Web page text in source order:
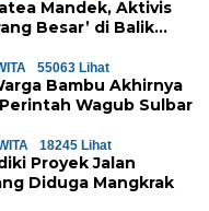
Mandek, Aktivis
Besar’ di Balik
55063 Lihat
Bambu Akhirnya
Wagub Sulbar
18245 Lihat
Proyek Jalan
Diduga Mangkrak